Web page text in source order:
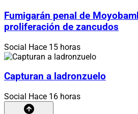
Fumigarán penal de
proliferación de zancudos
Social Hace 15 horas
Capturan a ladronzuelo
Social Hace 16 horas